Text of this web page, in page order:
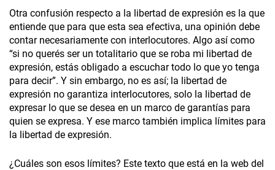
Otra confusión respecto a la libertad de expresión es la que
entiende que para que esta sea efectiva, una opinión debe
contar necesariamente con interlocutores. Algo así como
“si no querés ser un totalitario que se roba mi libertad de
expresión, estás obligado a escuchar todo lo que yo tenga
para decir”. Y sin embargo, no es así; la libertad de
expresión no garantiza interlocutores, solo la libertad de
expresar lo que se desea en un marco de garantías para
quien se expresa. Y ese marco también implica límites para
la libertad de expresión.
¿Cuáles son esos límites? Este texto que está en la web del